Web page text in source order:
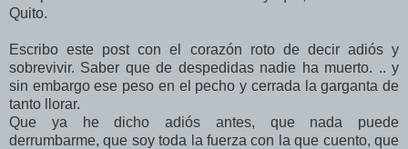
Quito.
Escribo este post con el corazón roto de decir adiós y
sobrevivir. Saber que de despedidas nadie ha muerto. .. y
sin embargo ese peso en el pecho y cerrada la garganta de
tanto llorar.
Que ya he dicho adiós antes, que nada puede
derrumbarme, que soy toda la fuerza con la que cuento, que